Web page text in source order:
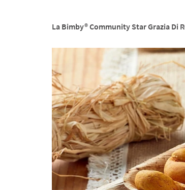
La Bimby® Community Star Grazia Di